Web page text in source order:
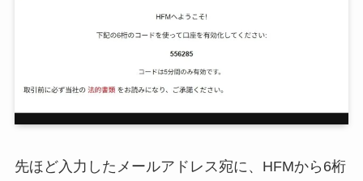
先ほど入力したメールアドレス宛に、HFMから6桁